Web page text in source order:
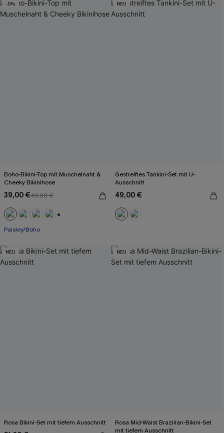
-9%
Boho-Bikini-Top mit Muschelnaht &
Cheeky Bikinihose
39,00 €43,00 €
Paisley/Boho
NEU
Gestreiftes Tankini-Set mit U-
Ausschnitt
49,00 €
NEU
Rosa Bikini-Set mit tiefem Ausschnitt
NEU
Rosa Mid-Waist Brazilian-Bikini-Set
mit tiefem Ausschnitt